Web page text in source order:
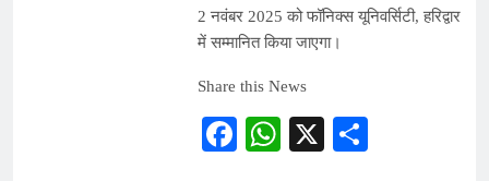
2 नवंबर 2025 को फॉनिक्स यूनिवर्सिटी, हरिद्वार
में सम्मानित किया जाएगा।
Share this News
Facebook
WhatsApp
X